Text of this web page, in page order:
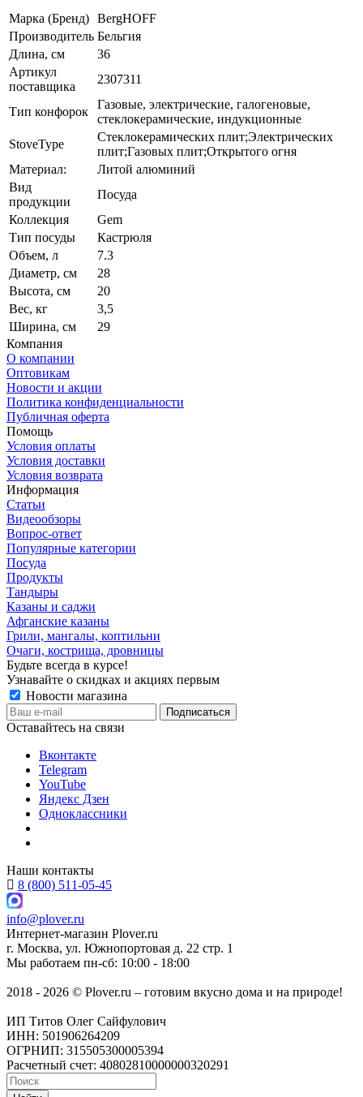
Марка (Бренд) BergHOFF
Производитель Бельгия
Длина, см
36
Артикул
поставщика
2307311
Тип конфорок
Газовые, электрические, галогеновые,
стеклокерамические, индукционные
StoveType
Стеклокерамических плит;Электрических
плит;Газовых плит;Открытого огня
Материал:
Литой алюминий
Вид
продукции
Посуда
Коллекция
Gem
Тип посуды
Кастрюля
Объем, л
7.3
Диаметр, см
28
Высота, см
20
Вес, кг
3,5
Ширина, см
29
Компания
О компании
Оптовикам
Новости и акции
Политика конфиденциальности
Публичная оферта
Помощь
Условия оплаты
Условия доставки
Условия возврата
Информация
Статьи
Видеообзоры
Вопрос-ответ
Популярные категории
Посуда
Продукты
Тандыры
Казаны и саджи
Афганские казаны
Грили, мангалы, коптильни
Очаги, кострища, дровницы
Будьте всегда в курсе!
Узнавайте о скидках и акциях первым
Новости магазина
Оставайтесь на связи
Вконтакте
Telegram
YouTube
Яндекс Дзен
Одноклассники
Наши контакты
8 (800) 511-05-45
info@plover.ru
Интернет-магазин Plover.ru
г. Москва, ул. Южнопортовая д. 22 стр. 1
Мы работаем пн-сб: 10:00 - 18:00
2018 - 2026 © Plover.ru – готовим вкусно дома и на природе!
ИП Титов Олег Сайфулович
ИНН: 501906264209
ОГРНИП: 315505300005394
Расчетный счет: 40802810000000320291